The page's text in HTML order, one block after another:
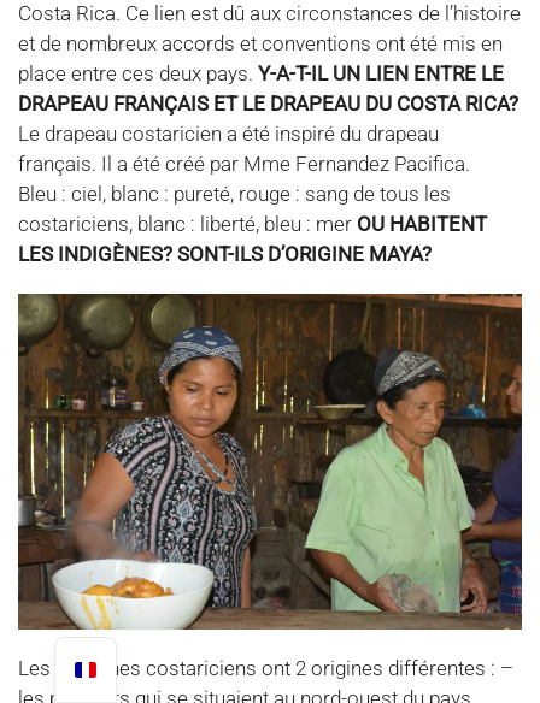
Costa Rica. Ce lien est dû aux circonstances de l’histoire
et de nombreux accords et conventions ont été mis en
place entre ces deux pays. Y-A-T-IL UN LIEN ENTRE LE
DRAPEAU FRANÇAIS ET LE DRAPEAU DU COSTA RICA?
Le drapeau costaricien a été inspiré du drapeau
français. Il a été créé par Mme Fernandez Pacifica.
Bleu : ciel, blanc : pureté, rouge : sang de tous les
costariciens, blanc : liberté, bleu : mer OU HABITENT
LES INDIGÈNES? SONT-ILS D’ORIGINE MAYA?
Les indigènes costariciens ont 2 origines différentes : –
les premiers qui se situaient au nord-ouest du pays